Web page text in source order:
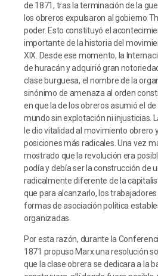
de 1871, tras la terminación de la
los obreros expulsaron al gobierno
poder. Esto constituyó el
importante de la historia del
XIX. Desde ese momento, la
de huracán y adquirió gran
clase burguesa, el nombre de la
sinónimo de amenaza al orden
en que la de los obreros asumió el
mundo sin explotación ni injusticias.
le dio vitalidad al movimiento obrero
posiciones más radicales. Una vez
mostrado que la revolución era
podía y debía ser la construcción de
radicalmente diferente de la
que para alcanzarlo, los
formas de asociación política
organizadas.
Por esta razón, durante la
1871 propuso Marx una resolución
que la clase obrera se dedicara a la